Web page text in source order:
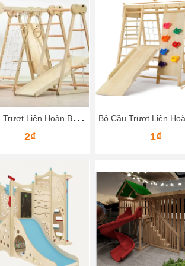
B
ộ Cầu Trượt Liên Hoàn Bằng Gỗ – Vận Động Leo Núi, Trượt Dốc Cho Bé
2₫ 1₫